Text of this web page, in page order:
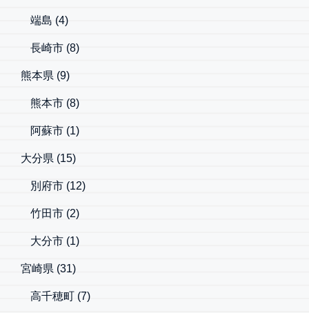
端島 (4)
長崎市 (8)
熊本県 (9)
熊本市 (8)
阿蘇市 (1)
大分県 (15)
別府市 (12)
竹田市 (2)
大分市 (1)
宮崎県 (31)
高千穂町 (7)